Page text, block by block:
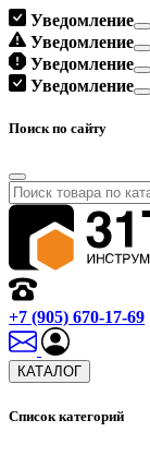
Уведомление
Уведомление
Уведомление
Уведомление
Поиск по сайту
+7 (905) 670-17-69
КАТАЛОГ
Список категорий